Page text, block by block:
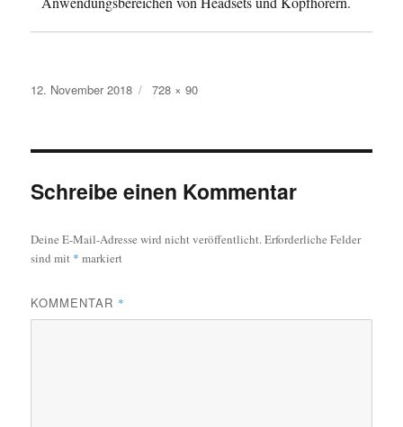
Veröffentlicht
12. November 2018 Originalgröße
728 × 90
Schreibe einen Kommentar
Deine E-Mail-Adresse wird nicht veröffentlicht.Erforderliche Felder
sind mit * markiert
KOMMENTAR *